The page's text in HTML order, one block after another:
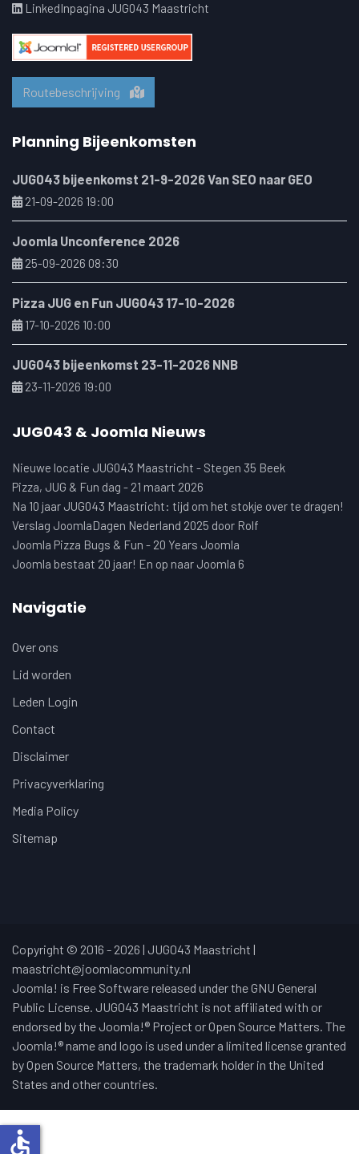
LinkedInpagina JUG043 Maastricht
Routebeschrijving
Planning Bijeenkomsten
JUG043 bijeenkomst 21-9-2026 Van SEO naar GEO
21-09-2026 19:00
Joomla Unconference 2026
25-09-2026 08:30
Pizza JUG en Fun JUG043 17-10-2026
17-10-2026 10:00
JUG043 bijeenkomst 23-11-2026 NNB
23-11-2026 19:00
JUG043 & Joomla Nieuws
Nieuwe locatie JUG043 Maastricht - Stegen 35 Beek
Pizza, JUG & Fun dag - 21 maart 2026
Na 10 jaar JUG043 Maastricht: tijd om het stokje over te dragen!
Verslag JoomlaDagen Nederland 2025 door Rolf
Joomla Pizza Bugs & Fun - 20 Years Joomla
Joomla bestaat 20 jaar! En op naar Joomla 6
Navigatie
Over ons
Lid worden
Leden Login
Contact
Disclaimer
Privacyverklaring
Media Policy
Sitemap
Copyright © 2016 - 2026 | JUG043 Maastricht |
maastricht@joomlacommunity.nl
Joomla! is Free Software released under the GNU General
Public License. JUG043 Maastricht is not affiliated with or
endorsed by the Joomla!® Project or Open Source Matters. The
Joomla!® name and logo is used under a limited license granted
by Open Source Matters, the trademark holder in the United
States and other countries.
accessible